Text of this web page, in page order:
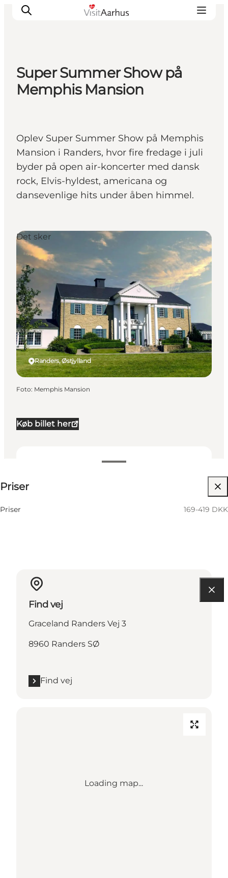
Oplevelser
Kalender
Transport
Super Summer Show på
Memphis Mansion
Oplev Super Summer Show på Memphis
Mansion i Randers, hvor fire fredage i juli
byder på open air-koncerter med dansk
rock, Elvis-hyldest, americana og
dansevenlige hits under åben himmel.
Køb billet her
Priser
Priser 169-419 DKK
Randers, Østjylland
Det sker
Foto: Memphis Mansion
Find vej
Graceland Randers Vej 3
8960 Randers SØ
Find vej
Loading map...